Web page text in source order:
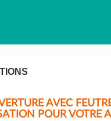
AVEC
POUR VOTRE